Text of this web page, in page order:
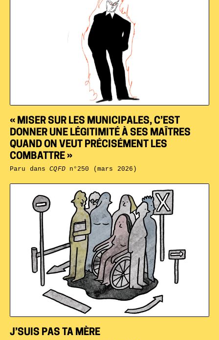
J’SUIS PAS TA MÈRE
« MISER SUR LES MUNICIPALES, C’EST
DONNER UNE LÉGITIMITÉ À SES MAÎTRES
QUAND ON VEUT PRÉCISÉMENT LES
COMBATTRE »
Paru dansCQFDn°250 (mars 2026)